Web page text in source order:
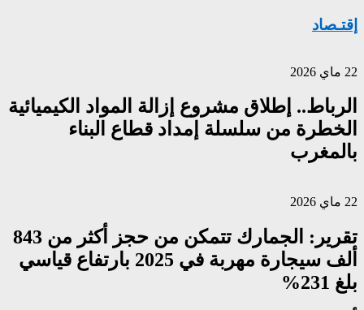
إقتـصاد
22 ماي 2026
الرباط.. إطلاق مشروع إزالة المواد الكيميائية
الخطرة من سلسلة إمداد قطاع البناء
بالمغرب
22 ماي 2026
تقرير: الجمارك تتمكن من حجز أكثر من 843
ألف سيجارة مهربة في 2025 بارتفاع قياسي
بلغ 231%